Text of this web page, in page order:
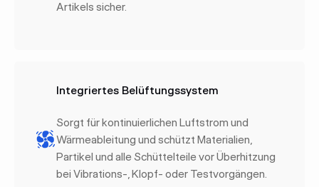
Artikels sicher.
Integriertes Belüftungssystem
Sorgt für kontinuierlichen Luftstrom und
Wärmeableitung und schützt Materialien,
Partikel und alle Schüttelteile vor Überhitzung
bei Vibrations-, Klopf- oder Testvorgängen.